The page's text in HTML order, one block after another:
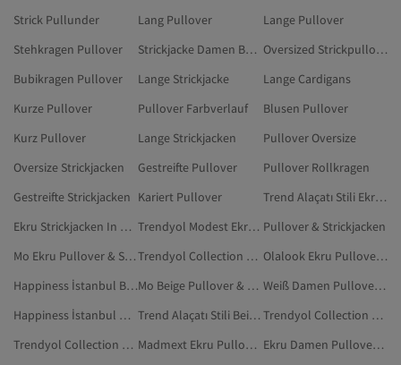
Strick Pullunder Lang Pullover
Lange Pullover
Stehkragen Pullover
Strickjacke Damen Baumwolle
Oversized Strickpullover
Bubikragen Pullover
Lange Strickjacke
Lange Cardigans
Kurze Pullover
Pullover Farbverlauf
Blusen Pullover
Kurz Pullover
Lange Strickjacken
Pullover Oversize
Oversize Strickjacken
Gestreifte Pullover
Pullover Rollkragen
Gestreifte Strickjacken Kariert Pullover
Trend Alaçatı Stili Ekru Pullover & Strickjacken
Ekru Strickjacken In Großen Größen
Trendyol Modest Ekru Pullover & Strickjacken Pullover & Strickjacken
Mo Ekru Pullover & Strickjacken
Trendyol Collection Cremefarben Pullover & Strickjacken
Olalook Ekru Pullover & Strickjacken
Happiness İstanbul Beige Pullover & Strickjacken
Mo Beige Pullover & Strickjacken
Weiß Damen Pullover & Strickjacken
Happiness İstanbul Damen Pullover & Strickjacken
Trend Alaçatı Stili Beige Pullover & Strickjacken
Trendyol Collection Beige Pullover & Strickjacken
Trendyol Collection Damen Pullover & Strickjacken
Madmext Ekru Pullover & Strickjacken
Ekru Damen Pullover In Übergröße